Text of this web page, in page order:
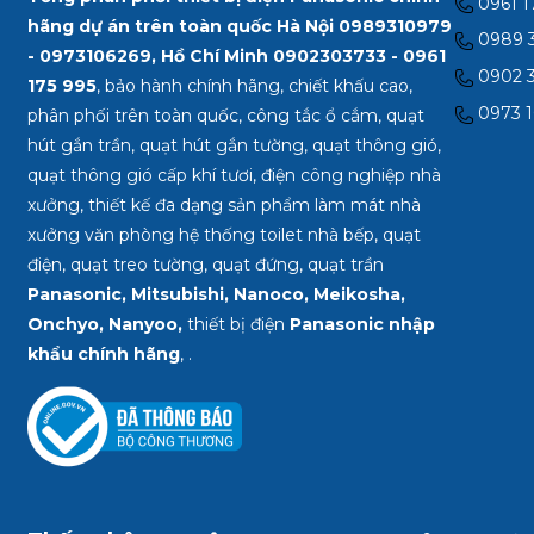
hãng dự án trên toàn quốc Hà Nội 0989310979
- 0973106269, Hồ Chí Minh 0902303733 - 0961
175 995, bảo hành chính hãng, chiết khấu cao,
phân phối trên toàn quốc, công tắc ổ cắm, quạt
hút gắn trần, quạt hút gắn tường, quạt thông gió,
quạt thông gió cấp khí tươi, điện công nghiệp nhà
xưởng, thiết kế đa dạng sản phẩm làm mát nhà
xưởng văn phòng hệ thống toilet nhà bếp, quạt
điện, quạt treo tường, quạt đứng, quạt trần
Panasonic, Mitsubishi, Nanoco, Meikosha,
Onchyo, Nanyoo,thiết bị điện Panasonic nhập
khẩu chính hãng, .
0989
0902
0973